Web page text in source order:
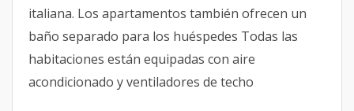
italiana. Los apartamentos también ofrecen un
baño separado para los huéspedes Todas las
habitaciones están equipadas con aire
acondicionado y ventiladores de techo